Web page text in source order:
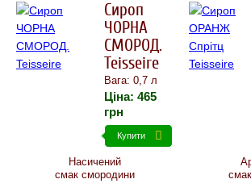
Сироп
ЧОРНА
СМОРОД.
Teisseire
Вага: 0,7 л
Ціна: 465
грн
Купити
Насичений
смак смородини